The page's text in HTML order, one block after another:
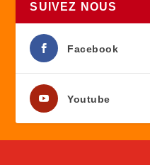
SUIVEZ NOUS
Facebook
Youtube